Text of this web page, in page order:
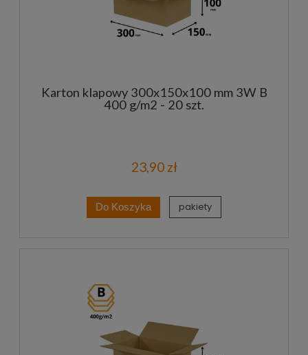
Karton klapowy 300x150x100 mm 3W B
400 g/m2 - 20 szt.
23,90 zł
Do Koszyka pakiety